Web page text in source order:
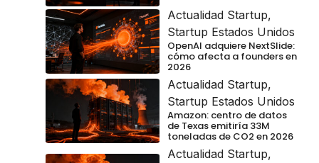
Actualidad Startup,
Startup Estados Unidos
OpenAI adquiere NextSlide:
cómo afecta a founders en
2026
Actualidad Startup,
Startup Estados Unidos
Amazon: centro de datos
de Texas emitiría 33M
toneladas de CO2 en 2026
Actualidad Startup,